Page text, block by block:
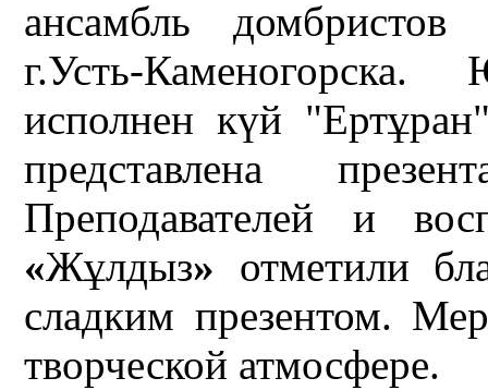
ансамбль
г.Усть-
исполнен күй
представлена
Преподавателей и
«Жұлдыз» отметили
сладким презентом.
творческой атмосфере.